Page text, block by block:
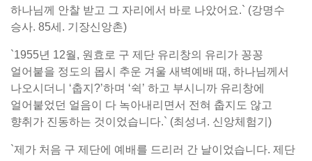
하나님께 안찰 받고 그 자리에서 바로 나았어요.` (강명수
승사. 85세. 기장신앙촌)
`1955년 12월, 원효로 구 제단 유리창의 유리가 꽁꽁
얼어붙을 정도의 몹시 추운 겨울 새벽예배 때, 하나님께서
나오시더니 ‘춥지?’하며 ‘쉭’ 하고 부시니까 유리창에
얼어붙었던 얼음이 다 녹아내리면서 전혀 춥지도 않고
향취가 진동하는 것이었습니다.` (최성녀. 신앙체험기)
`제가 처음 구 제단에 예배를 드리러 간 날이었습니다. 제단